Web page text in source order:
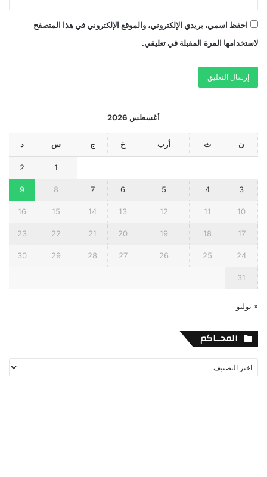
احفظ اسمي، بريدي الإلكتروني، والموقع الإلكتروني في هذا المتصفح
لاستخدامها المرة المقبلة في تعليقي.
أغسطس 2026
ن ث أرب خ ج س د
1
2
3
4
5
6
7
8
9
10
11
12
13
14
15
16
17
18
19
20
21
22
23
24
25
26
27
28
29
30
31
« يوليو
المحــاكم
المحــاكم